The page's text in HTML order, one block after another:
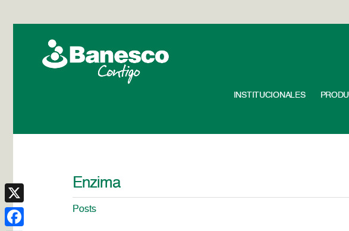
INSTITUCIONALES
Enzima
Posts
X